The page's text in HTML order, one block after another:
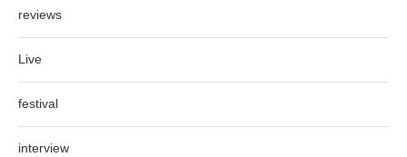
reviews
Live
festival
interview